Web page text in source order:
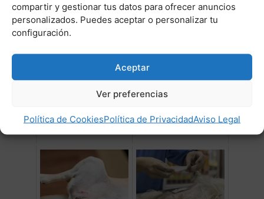
compartir y gestionar tus datos para ofrecer anuncios
personalizados. Puedes aceptar o personalizar tu
configuración.
Aceptar
Ver preferencias
Política de CookiesPolítica de PrivacidadAviso Legal
El huevo es bueno para el